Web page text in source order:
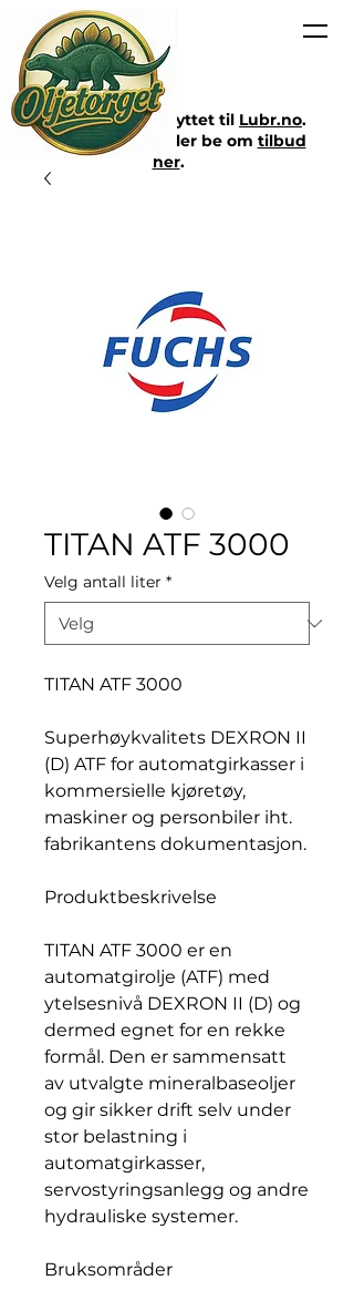
TITAN ATF 3000
Velg antall liter *
TITAN ATF 3000
Superhøykvalitets DEXRON II
(D) ATF for automatgirkasser i
kommersielle kjøretøy,
maskiner og personbiler iht.
fabrikantens dokumentasjon.
Produktbeskrivelse
TITAN ATF 3000 er en
automatgirolje (ATF) med
ytelsesnivå DEXRON II (D) og
dermed egnet for en rekke
formål. Den er sammensatt
av utvalgte mineralbaseoljer
og gir sikker drift selv under
stor belastning i
automatgirkasser,
servostyringsanlegg og andre
hydrauliske systemer.
Bruksområder
Nettbutikken er flyttet til Lubr.no.
Klikk på lenken eller be om tilbud
her.